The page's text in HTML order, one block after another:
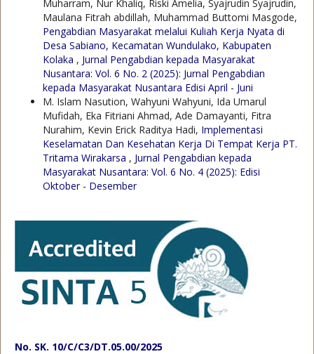
Muharram, Nur Khaliq, Riski Amelia, Syajrudin Syajrudin,
Maulana Fitrah abdillah, Muhammad Buttomi Masgode,
Pengabdian Masyarakat melalui Kuliah Kerja Nyata di
Desa Sabiano, Kecamatan Wundulako, Kabupaten
Kolaka , Jurnal Pengabdian kepada Masyarakat
Nusantara: Vol. 6 No. 2 (2025): Jurnal Pengabdian
kepada Masyarakat Nusantara Edisi April - Juni
M. Islam Nasution, Wahyuni Wahyuni, Ida Umarul
Mufidah, Eka Fitriani Ahmad, Ade Damayanti, Fitra
Nurahim, Kevin Erick Raditya Hadi, Implementasi
Keselamatan Dan Kesehatan Kerja Di Tempat Kerja PT.
Tritama Wirakarsa , Jurnal Pengabdian kepada
Masyarakat Nusantara: Vol. 6 No. 4 (2025): Edisi
Oktober - Desember
No. SK. 10/C/C3/DT.05.00/2025